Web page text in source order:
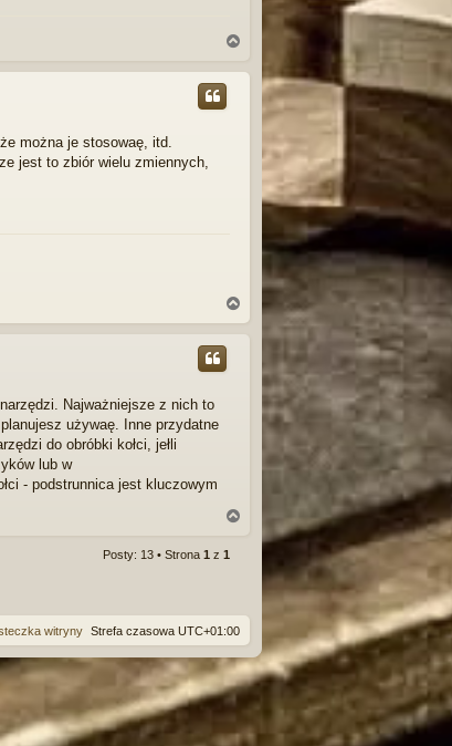
g
można je stosowaę, itd.
jest to zbiór wielu zmiennych,
a
g
Najważniejsze z nich to
używaę. Inne przydatne
do obróbki kołci, jełli
lub w
- podstrunnica jest kluczowym
Posty: 13 • Strona 1 z 1
Strefa czasowa UTC+01:00
witryny